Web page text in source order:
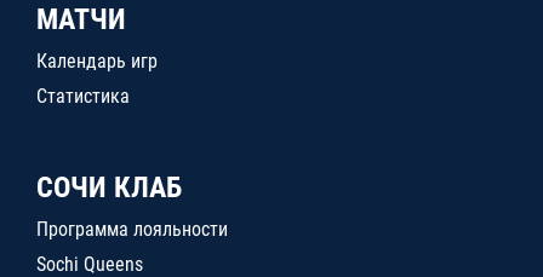
МАТЧИ
Календарь игр
Статистика
СОЧИ КЛАБ
Программа лояльности
Sochi Queens